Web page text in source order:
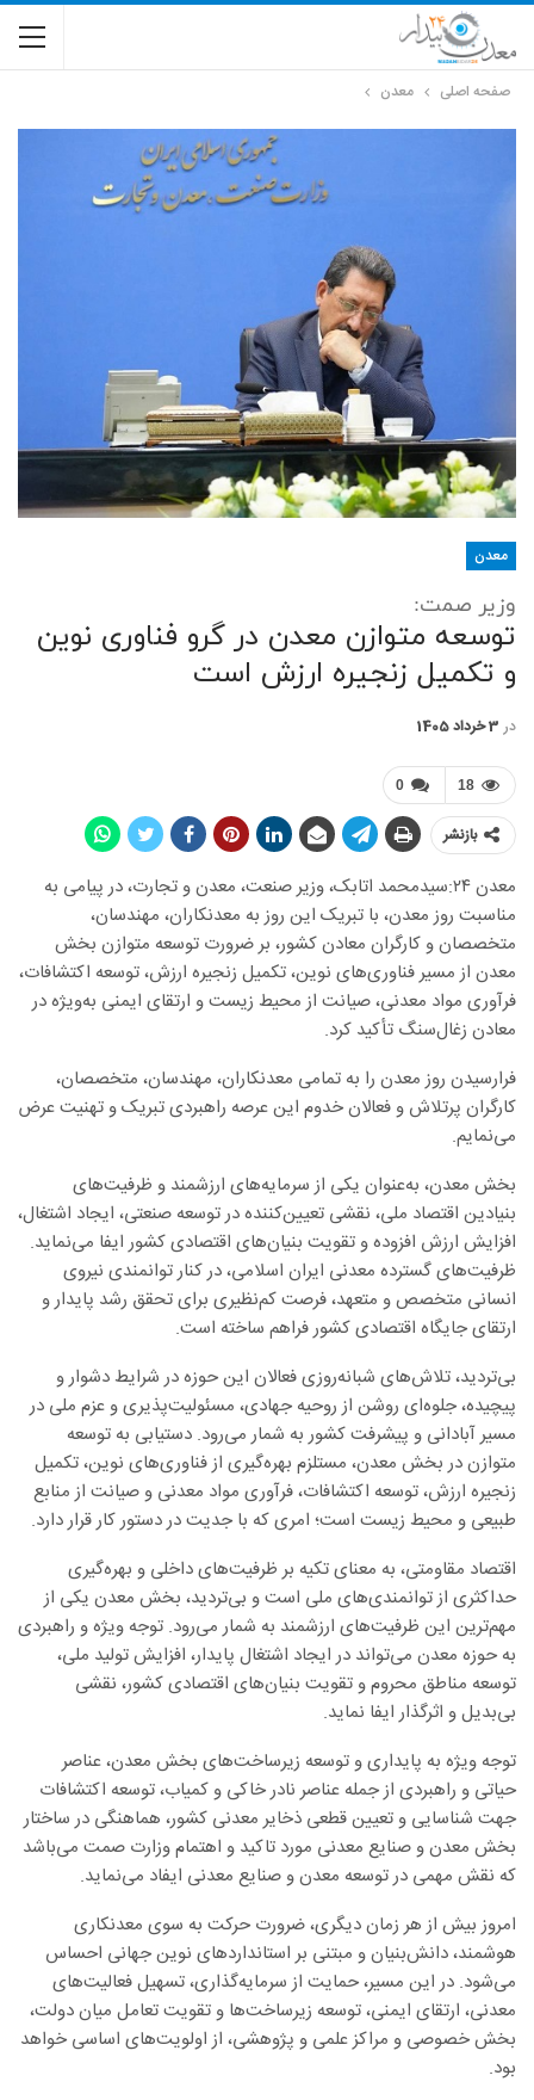
صفحه اصلی معدن
معدن
وزیر صمت:
توسعه متوازن معدن در گرو فناوری نوین
و تکمیل زنجیره ارزش است
در 3 خرداد 1405
0 18
بازنشر
معدن ۲۴:سیدمحمد اتابک، وزیر صنعت، معدن و تجارت، در پیامی به
مناسبت روز معدن، با تبریک این روز به معدنکاران، مهندسان،
متخصصان و کارگران معادن کشور، بر ضرورت توسعه متوازن بخش
معدن از مسیر فناوری‌های نوین، تکمیل زنجیره ارزش، توسعه اکتشافات،
فرآوری مواد معدنی، صیانت از محیط زیست و ارتقای ایمنی به‌ویژه در
معادن زغال‌سنگ تأکید کرد.
فرارسیدن روز معدن را به تمامی معدنکاران، مهندسان، متخصصان،
کارگران پرتلاش و فعالان خدوم این عرصه راهبردی تبریک و تهنیت عرض
می‌نمایم.
بخش معدن، به‌عنوان یکی از سرمایه‌های ارزشمند و ظرفیت‌های
بنیادین اقتصاد ملی، نقشی تعیین‌کننده در توسعه صنعتی، ایجاد اشتغال،
افزایش ارزش افزوده و تقویت بنیان‌های اقتصادی کشور ایفا می‌نماید.
ظرفیت‌های گسترده معدنی ایران اسلامی، در کنار توانمندی نیروی
انسانی متخصص و متعهد، فرصت کم‌نظیری برای تحقق رشد پایدار و
ارتقای جایگاه اقتصادی کشور فراهم ساخته است.
بی‌تردید، تلاش‌های شبانه‌روزی فعالان این حوزه در شرایط دشوار و
پیچیده، جلوه‌ای روشن از روحیه جهادی، مسئولیت‌پذیری و عزم ملی در
مسیر آبادانی و پیشرفت کشور به شمار می‌رود. دستیابی به توسعه
متوازن در بخش معدن، مستلزم بهره‌گیری از فناوری‌های نوین، تکمیل
زنجیره ارزش، توسعه اکتشافات، فرآوری مواد معدنی و صیانت از منابع
طبیعی و محیط زیست است؛ امری که با جدیت در دستور کار قرار دارد.
اقتصاد مقاومتی، به معنای تکیه بر ظرفیت‌های داخلی و بهره‌گیری
حداکثری از توانمندی‌های ملی است و بی‌تردید، بخش معدن یکی از
مهم‌ترین این ظرفیت‌های ارزشمند به شمار می‌رود. توجه ویژه و راهبردی
به حوزه معدن می‌تواند در ایجاد اشتغال پایدار، افزایش تولید ملی،
توسعه مناطق محروم و تقویت بنیان‌های اقتصادی کشور، نقشی
بی‌بدیل و اثرگذار ایفا نماید.
توجه ویژه به پایداری و توسعه زیرساخت‌های بخش معدن، عناصر
حیاتی و راهبردی از جمله عناصر نادر خاکی و کمیاب، توسعه اکتشافات
جهت شناسایی و تعیین قطعی ذخایر معدنی کشور، هماهنگی در ساختار
بخش معدن و صنایع معدنی مورد تاکید و اهتمام وزارت صمت می‌باشد
که نقش مهمی در توسعه معدن و صنایع معدنی ایفاد می‌نماید.
امروز بیش از هر زمان دیگری، ضرورت حرکت به سوی معدنکاری
هوشمند، دانش‌بنیان و مبتنی بر استانداردهای نوین جهانی احساس
می‌شود. در این مسیر، حمایت از سرمایه‌گذاری، تسهیل فعالیت‌های
معدنی، ارتقای ایمنی، توسعه زیرساخت‌ها و تقویت تعامل میان دولت،
بخش خصوصی و مراکز علمی و پژوهشی، از اولویت‌های اساسی خواهد
بود.